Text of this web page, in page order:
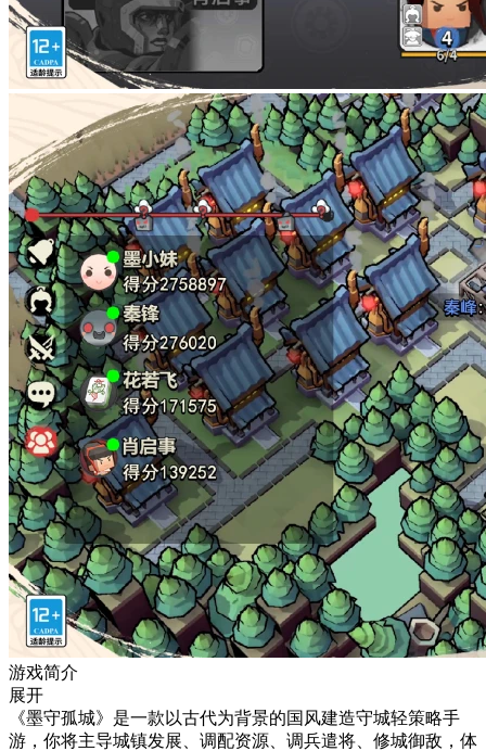
游戏简介
展开
《墨守孤城》是一款以古代为背景的国风建造守城轻策略手
游，你将主导城镇发展、调配资源、调兵遣将、修城御敌，体